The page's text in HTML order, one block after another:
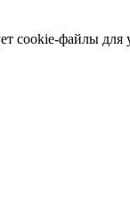
cookie-файлы